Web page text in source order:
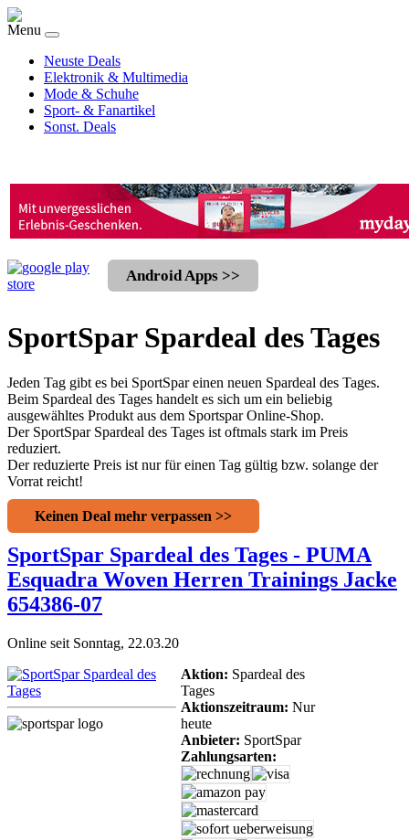
Menu
Neuste Deals
Elektronik & Multimedia
Mode & Schuhe
Sport- & Fanartikel
Sonst. Deals
Android Apps >>
SportSpar Spardeal des Tages
Jeden Tag gibt es bei SportSpar einen neuen Spardeal des Tages.
Beim Spardeal des Tages handelt es sich um ein beliebig
ausgewähltes Produkt aus dem Sportspar Online-Shop.
Der SportSpar Spardeal des Tages ist oftmals stark im Preis
reduziert.
Der reduzierte Preis ist nur für einen Tag gültig bzw. solange der
Vorrat reicht!
Keinen Deal mehr verpassen >>
SportSpar Spardeal des Tages - PUMA
Esquadra Woven Herren Trainings Jacke
654386-07
Online seit Sonntag, 22.03.20
Aktion: Spardeal des
Tages
Aktionszeitraum: Nur
heute
Anbieter: SportSpar
Zahlungsarten: